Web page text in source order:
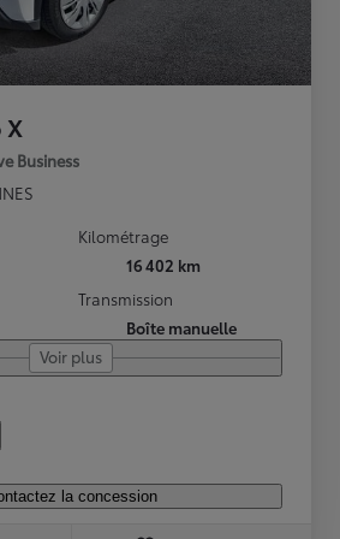
X
Business
Kilométrage
16 402 km
Transmission
Boîte manuelle
Voir plus
la concession